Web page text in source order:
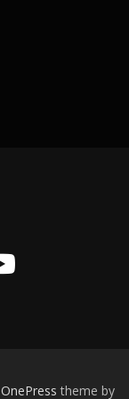
OnePress theme by